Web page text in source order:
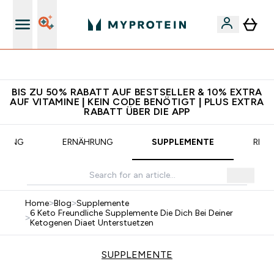
BIS ZU 50% RABATT AUF BESTSELLER & 10% EXTRA
AUF VITAMINE | KEIN CODE BENÖTIGT | PLUS EXTRA
RABATT ÜBER DIE APP
ERNÄHRUNG SUPPLEMENTE
Home>Blog>Supplemente
>6 Keto Freundliche Supplemente Die Dich Bei Deiner
Ketogenen Diaet Unterstuetzen
SUPPLEMENTE